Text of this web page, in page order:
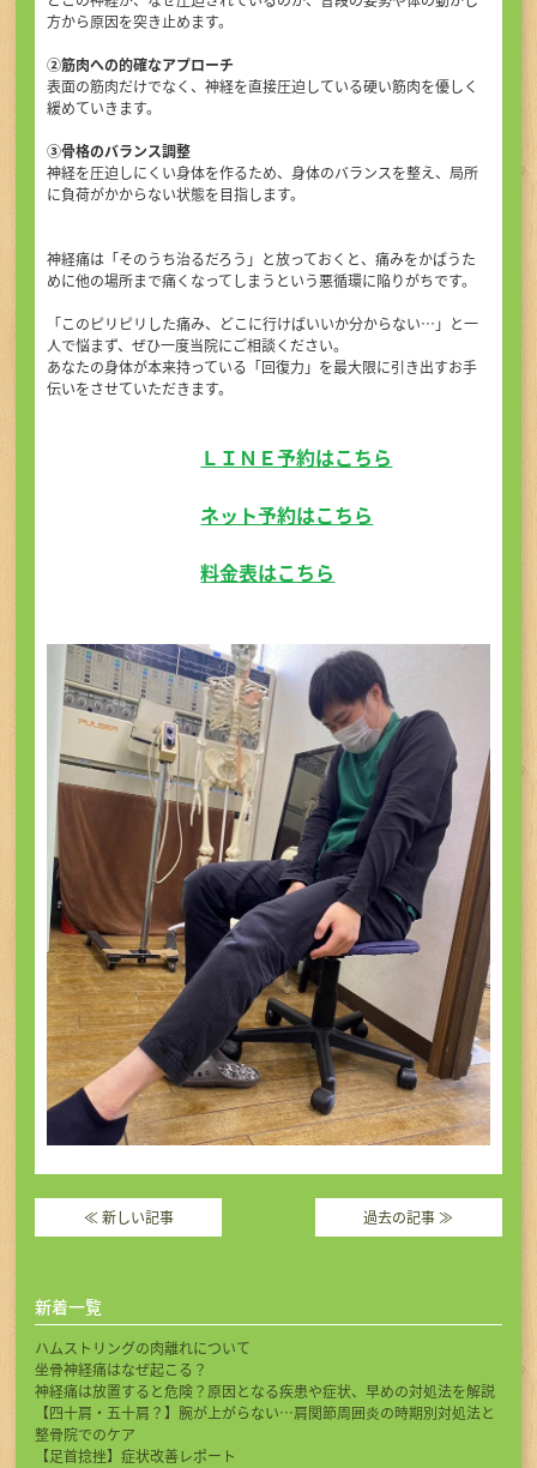
方から原因を突き止めます。
②筋肉への的確なアプローチ
表面の筋肉だけでなく、神経を直接圧迫している硬い筋肉を優しく
緩めていきます。
③骨格のバランス調整
神経を圧迫しにくい身体を作るため、身体のバランスを整え、局所
に負荷がかからない状態を目指します。
神経痛は「そのうち治るだろう」と放っておくと、痛みをかばうた
めに他の場所まで痛くなってしまうという悪循環に陥りがちです。
「このピリピリした痛み、どこに行けばいいか分からない…」と一
人で悩まず、ぜひ一度当院にご相談ください。
あなたの身体が本来持っている「回復力」を最大限に引き出すお手
伝いをさせていただきます。
ＬＩＮＥ予約はこちら
ネット予約はこちら
料金表はこちら
≪新しい記事 過去の記事≫
新着一覧
ハムストリングの肉離れについて
坐骨神経痛はなぜ起こる？
神経痛は放置すると危険？原因となる疾患や症状、早めの対処法を解説
【四十肩・五十肩？】腕が上がらない…肩関節周囲炎の時期別対処法と
整骨院でのケア
【足首捻挫】症状改善レポート